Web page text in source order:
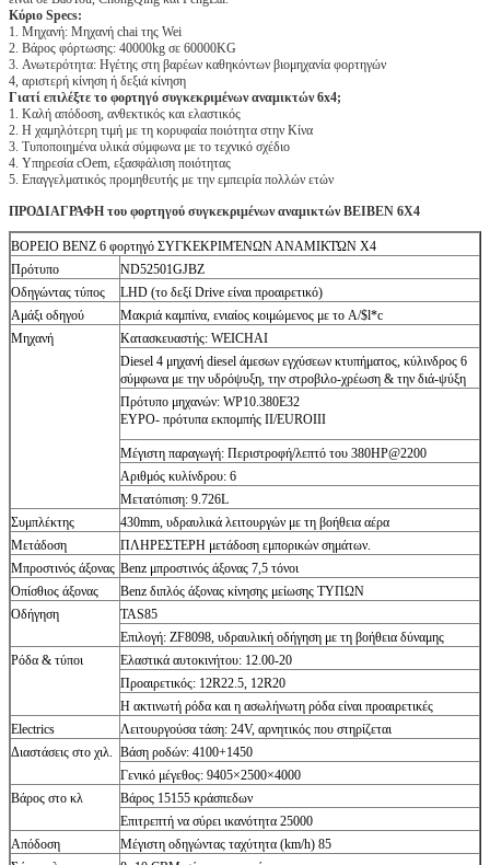
Κύριο Specs:
1. Μηχανή: Μηχανή chai της Wei
2. Βάρος φόρτωσης: 40000kg σε 60000KG
3. Ανωτερότητα: Ηγέτης στη βαρέων καθηκόντων βιομηχανία φορτηγών
4, αριστερή κίνηση ή δεξιά κίνηση
Γιατί επιλέξτε το φορτηγό συγκεκριμένων αναμικτών 6x4;
1. Καλή απόδοση, ανθεκτικός και ελαστικός
2. Η χαμηλότερη τιμή με τη κορυφαία ποιότητα στην Κίνα
3. Τυποποιημένα υλικά σύμφωνα με το τεχνικό σχέδιο
4. Υπηρεσία cOem, εξασφάλιση ποιότητας
5. Επαγγελματικός προμηθευτής με την εμπειρία πολλών ετών
ΠΡΟΔΙΑΓΡΑΦΗ του φορτηγού συγκεκριμένων αναμικτών BEIBEN 6X4
ΒΟΡΕΙΟ BENZ 6 φορτηγό ΣΥΓΚΕΚΡΙΜΈΝΩΝ ΑΝΑΜΙΚΤΏΝ X4
Πρότυπο
ND52501GJBZ
Οδηγώντας τύπος
LHD (το δεξί Drive είναι προαιρετικό)
Αμάξι οδηγού
Μακριά καμπίνα, ενιαίος κοιμώμενος με το A/$l*c
Μηχανή
Κατασκευαστής: WEICHAI
Diesel 4 μηχανή diesel άμεσων εγχύσεων κτυπήματος, κύλινδρος 6
σύμφωνα με την υδρόψυξη, την στροβιλο-χρέωση & την διά-ψύξη
Πρότυπο μηχανών: WP10.380E32
ΕΥΡΟ- πρότυπα εκπομπής II/EUROIII
Μέγιστη παραγωγή: Περιστροφή/λεπτό του 380HP@2200
Αριθμός κυλίνδρου: 6
Μετατόπιση: 9.726L
Συμπλέκτης
430mm, υδραυλικά λειτουργών με τη βοήθεια αέρα
Μετάδοση
ΠΛΗΡΕΣΤΕΡΗ μετάδοση εμπορικών σημάτων.
Μπροστινός άξονας Benz μπροστινός άξονας 7,5 τόνοι
Οπίσθιος άξονας
Benz διπλός άξονας κίνησης μείωσης ΤΥΠΩΝ
Οδήγηση
TAS85
Επιλογή: ZF8098, υδραυλική οδήγηση με τη βοήθεια δύναμης
Ρόδα & τύποι
Ελαστικά αυτοκινήτου: 12.00-20
Προαιρετικός: 12R22.5, 12R20
Η ακτινωτή ρόδα και η ασωλήνωτη ρόδα είναι προαιρετικές
Electrics
Λειτουργούσα τάση: 24V, αρνητικός που στηρίζεται
Διαστάσεις στο χιλ. Βάση ροδών: 4100+1450
Γενικό μέγεθος: 9405×2500×4000
Βάρος στο κλ
Βάρος 15155 κράσπεδων
Επιτρεπτή να σύρει ικανότητα 25000
Απόδοση
Μέγιστη οδηγώντας ταχύτητα (km/h) 85